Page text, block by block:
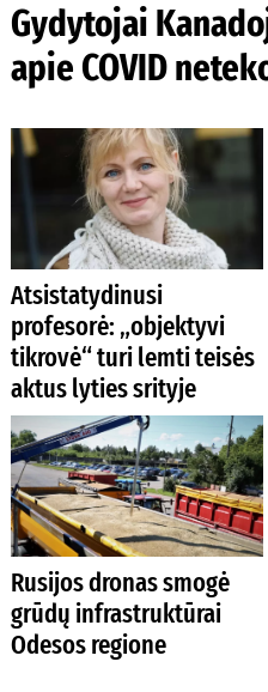
Gydytojai
apie COVID
Atsistatydinusi
profesorė: „objektyvi
tikrovė“ turi lemti teisės
aktus lyties srityje
Rusijos dronas smogė
grūdų infrastruktūrai
Odesos regione